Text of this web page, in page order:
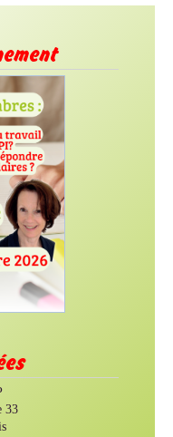
33